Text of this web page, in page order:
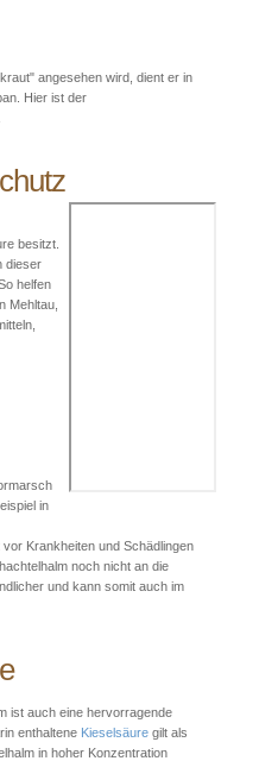
angesehen wird, dient er in
Hier ist der
besitzt.
dieser
helfen
Mehltau,
in
Krankheiten und Schädlingen
noch nicht an die
und kann somit auch im
ist auch eine hervorragende
enthaltene Kieselsäure gilt als
in hoher Konzentration